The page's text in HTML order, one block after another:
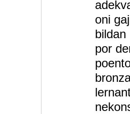
oni
bildan
por